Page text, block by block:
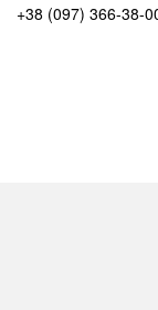
+38 (097) 366-38-